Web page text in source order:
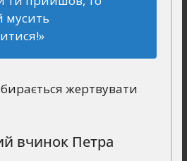
мусить
жертвувати
вчинок Петра